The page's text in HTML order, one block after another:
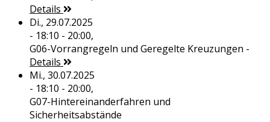
Details
Di., 29.07.2025
- 18:10 - 20:00,
G06-Vorrangregeln und Geregelte Kreuzungen -
Details
Mi., 30.07.2025
- 18:10 - 20:00,
G07-Hintereinanderfahren und
Sicherheitsabstände